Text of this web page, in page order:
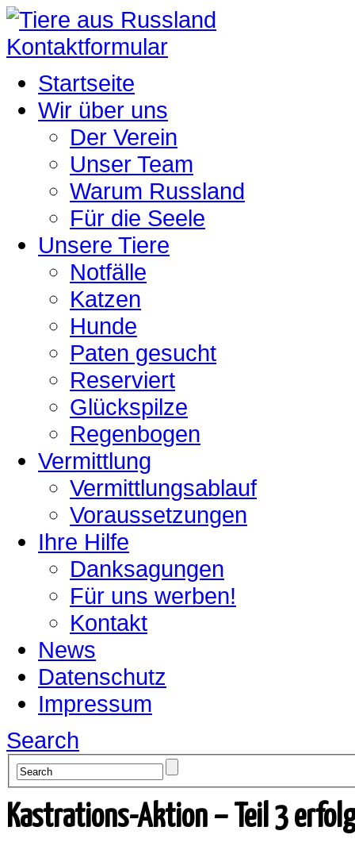
Kontaktformular
Startseite
Wir über uns
Der Verein
Unser Team
Warum Russland
Für die Seele
Unsere Tiere
Notfälle
Katzen
Hunde
Paten gesucht
Reserviert
Glückspilze
Regenbogen
Vermittlung
Vermittlungsablauf
Voraussetzungen
Ihre Hilfe
Danksagungen
Für uns werben!
Kontakt
News
Datenschutz
Impressum
Search
Kastrations-Aktion – Teil 3